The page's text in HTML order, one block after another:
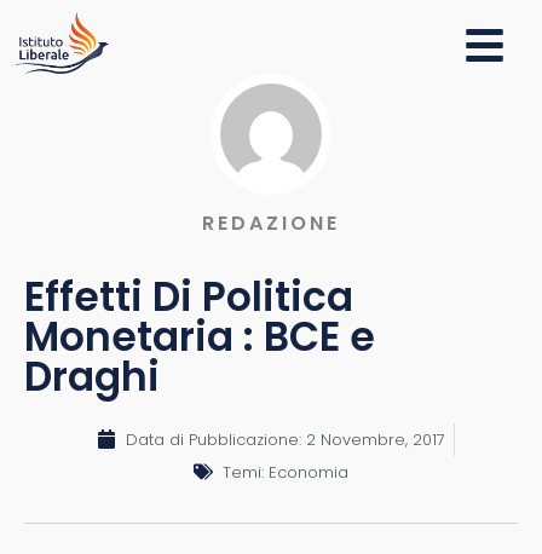
REDAZIONE
Effetti Di Politica
Monetaria : BCE e
Draghi
Data di Pubblicazione: 2 Novembre, 2017
Temi: Economia